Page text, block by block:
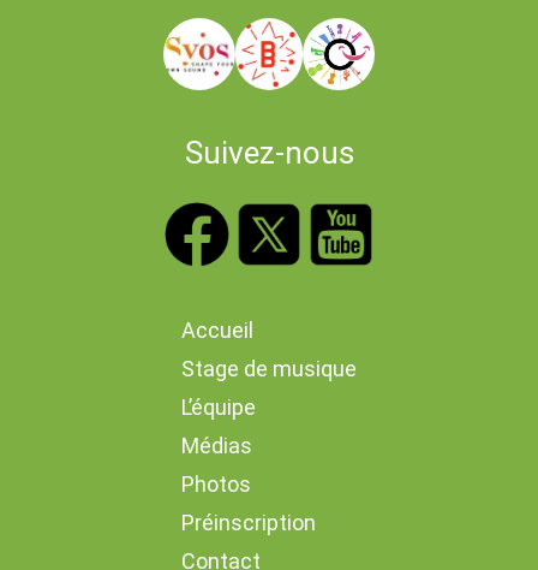
Suivez-nous
Accueil
Stage de musique
L’équipe
Médias
Photos
Préinscription
Contact